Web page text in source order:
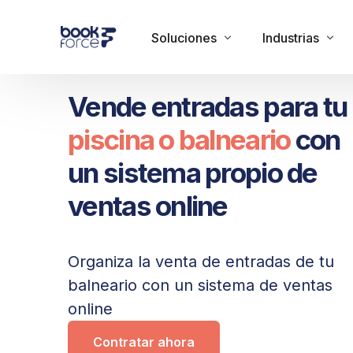
Soluciones
Administración de clientes
Vende en onsite y online
Gestiona tu negocio
Industrias
Acuarios
Bares
Centro de
Eventos
Ferias
Vende entradas para tu
piscina o balneariocon
un sistema propio de
ventas online
Organiza la venta de entradas de tu
balneario con un sistema de ventas
online
Contratar ahora